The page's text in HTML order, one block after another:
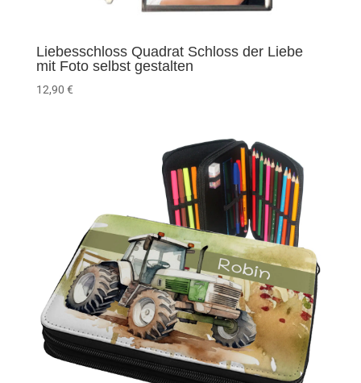
Liebesschloss Quadrat Schloss der Liebe
mit Foto selbst gestalten
12,90 €